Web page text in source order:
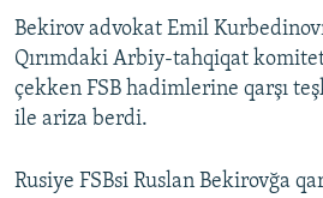
Bekirov advokat Emil
Qırımdaki Arbiy-tahqiqat
çekken FSB hadimlerine qarşı
ile ariza berdi.
Rusiye FSBsi Ruslan Bekirovğa